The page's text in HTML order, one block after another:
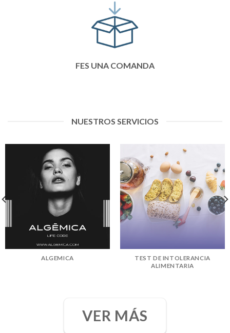
FES UNA COMANDA
NUESTROS SERVICIOS
ALGEMICA
TEST DE INTOLERANCIA
ALIMENTARIA
VER MÁS